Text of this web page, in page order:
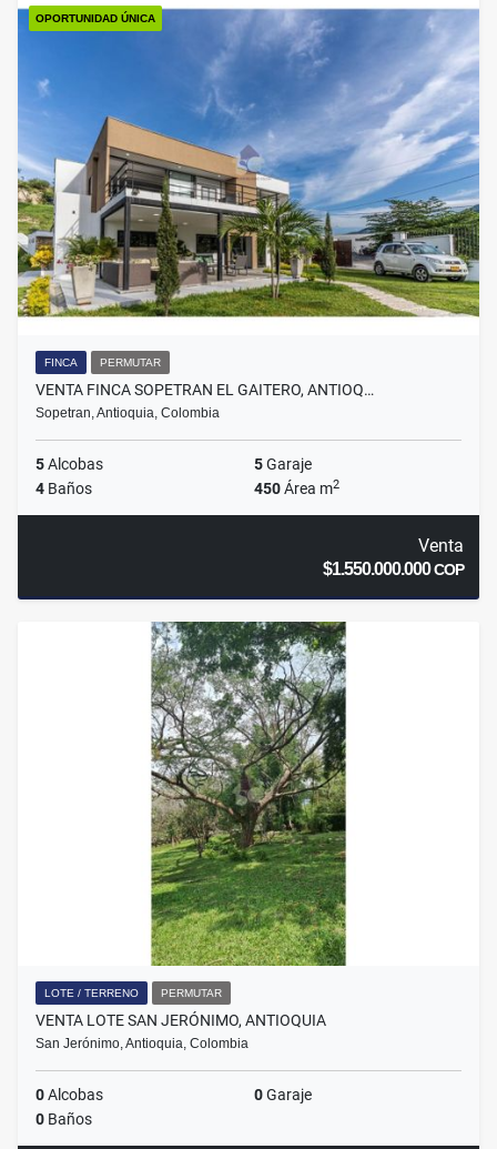
OPORTUNIDAD ÚNICA
FINCA PERMUTAR
VENTA FINCA SOPETRAN EL GAITERO, ANTIOQ…
Sopetran, Antioquia, Colombia
5Alcobas 5Garaje
4 Baños 450Área m2
Venta
$1.550.000.000COP
LOTE / TERRENO PERMUTAR
VENTA LOTE SAN JERÓNIMO, ANTIOQUIA
San Jerónimo, Antioquia, Colombia
0Alcobas 0Garaje
0 Baños